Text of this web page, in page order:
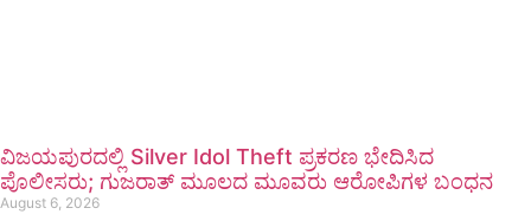
ವಿಜಯಪುರದಲ್ಲಿ Silver Idol Theft ಪ್ರಕರಣ ಭೇದಿಸಿದ
ಪೊಲೀಸರು; ಗುಜರಾತ್ ಮೂಲದ ಮೂವರು ಆರೋಪಿಗಳ ಬಂಧನ
August 6, 2026